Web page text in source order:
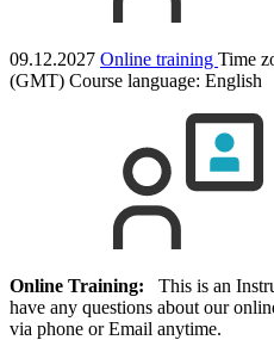
09.12.2027 Online training Time
(GMT) Course language: English
Online Training: This is an
have any questions about our
via phone or Email anytime.